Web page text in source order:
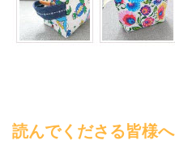
読んでくださる皆様へ